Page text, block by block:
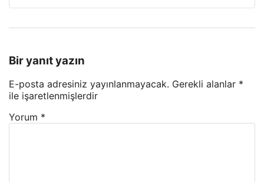
Bir yanıt yazın
E-posta adresiniz yayınlanmayacak. Gerekli alanlar *
ile işaretlenmişlerdir
Yorum *